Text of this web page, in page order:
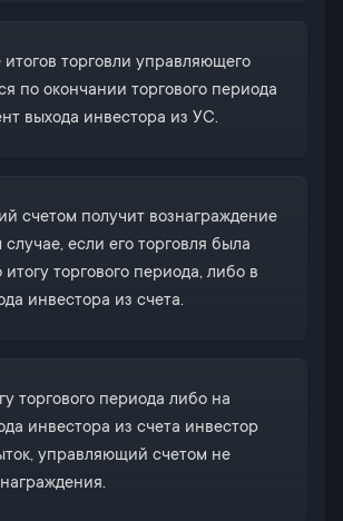
торговли управляющего
по окончании торгового периода
выхода инвестора из УС.
счетом получит вознаграждение
случае, если его торговля была
торгового периода, либо в
инвестора из счета.
торгового периода либо на
инвестора из счета инвестор
управляющий счетом не